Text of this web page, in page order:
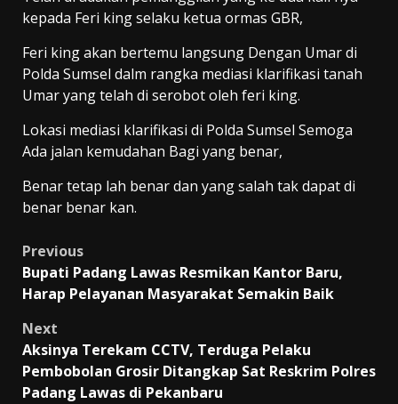
kepada Feri king selaku ketua ormas GBR,
Feri king akan bertemu langsung Dengan Umar di
Polda Sumsel dalm rangka mediasi klarifikasi tanah
Umar yang telah di serobot oleh feri king.
Lokasi mediasi klarifikasi di Polda Sumsel Semoga
Ada jalan kemudahan Bagi yang benar,
Benar tetap lah benar dan yang salah tak dapat di
benar benar kan.
Post
navigation
Previous
Bupati Padang Lawas Resmikan Kantor Baru,
Harap Pelayanan Masyarakat Semakin Baik
Next
Aksinya Terekam CCTV, Terduga Pelaku
Pembobolan Grosir Ditangkap Sat Reskrim Polres
Padang Lawas di Pekanbaru